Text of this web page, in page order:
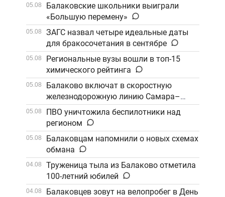
05.08
Балаковские школьники выиграли
«Большую перемену»
05.08
ЗАГС назвал четыре идеальные даты
для бракосочетания в сентябре
05.08
Региональные вузы вошли в топ-15
химического рейтинга
05.08
Балаково включат в скоростную
железнодорожную линию Самара–
Саратов
05.08
ПВО уничтожила беспилотники над
регионом
05.08
Балаковцам напомнили о новых схемах
обмана
04.08
Труженица тыла из Балаково отметила
100-летний юбилей
04.08
Балаковцев зовут на велопробег в День